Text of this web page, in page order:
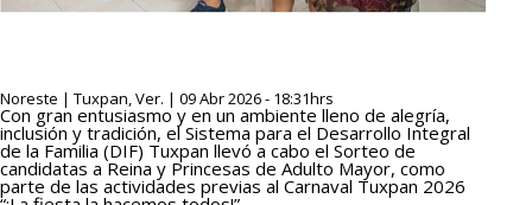
Noreste | Tuxpan, Ver. | 09 Abr 2026 - 18:31hrs
Con gran entusiasmo y en un ambiente lleno de alegría,
inclusión y tradición, el Sistema para el Desarrollo Integral
de la Familia (DIF) Tuxpan llevó a cabo el Sorteo de
candidatas a Reina y Princesas de Adulto Mayor, como
parte de las actividades previas al Carnaval Tuxpan 2026